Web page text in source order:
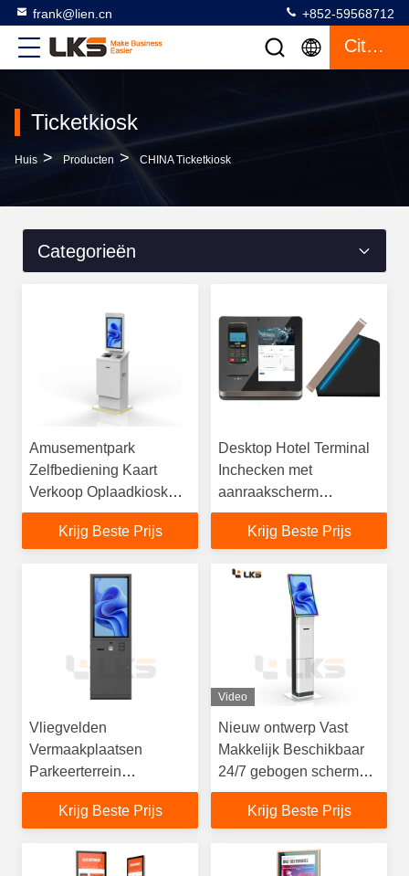
frank@lien.cn +852-59568712
Citaat
Ticketkiosk
Huis > Producten > CHINA Ticketkiosk
Categorieën
Amusementpark
Zelfbediening Kaart
Verkoop Oplaadkiosk
Volledige functie Smart
KioskKrijg Beste Prijs
Desktop Hotel Terminal
Inchecken met
aanraakscherm
Thermische printer QR-
code scanner NFC
Kiosk
Krijg Beste Prijs
Vliegvelden
Vermaakplaatsen
Parkeerterrein
Ticketverkoopmachine
Drukkerij Kiosk
Krijg Beste Prijs
Video
Nieuw ontwerp Vast
Makkelijk Beschikbaar
24/7 gebogen scherm
Zelfbediening
Ticketkiosk Voor Cinema
Krijg Beste Prijs